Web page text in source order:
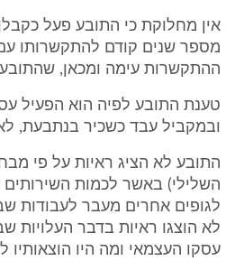
אין מחלוקת כי התובע פעל
מספר שנים קודם להתקשרותו
ההתקשרות עימה ומכאן,
טענת התובע לפיה הוא הפעיל
ובמקביל עבד כשכיר בנתבעת,
התובע לא הציג ראיות על פי
השלילי) באשר לכמות השירותים
לגופים אחרים מעבר לעבודות
לא הוצגו ראיות בדבר העלויות
עסקו העצמאי ומה היו הוצאותיו